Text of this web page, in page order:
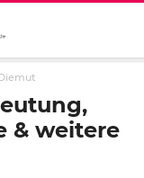
& weitere